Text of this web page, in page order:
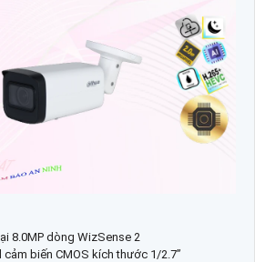
8.0MP dòng WizSense 2
biến CMOS kích thước 1/2.7”